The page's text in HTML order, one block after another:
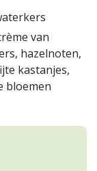
van
hazelnoten,
kastanjes,
bloemen